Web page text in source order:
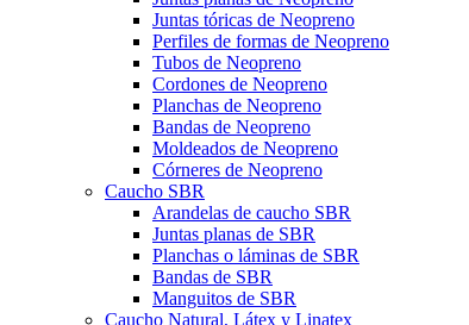
Juntas tóricas de Neopreno
Perfiles de formas de Neopreno
Tubos de Neopreno
Cordones de Neopreno
Planchas de Neopreno
Bandas de Neopreno
Moldeados de Neopreno
Córneres de Neopreno
Caucho SBR
Arandelas de caucho SBR
Juntas planas de SBR
Planchas o láminas de SBR
Bandas de SBR
Manguitos de SBR
Caucho Natural, Látex y Linatex